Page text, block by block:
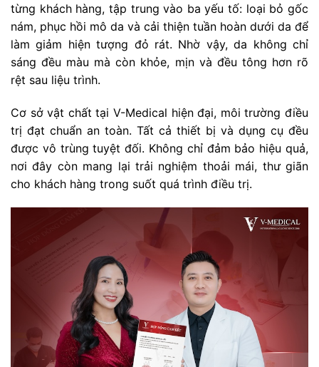
từng khách hàng, tập trung vào ba yếu tố: loại bỏ gốc
nám, phục hồi mô da và cải thiện tuần hoàn dưới da để
làm giảm hiện tượng đỏ rát. Nhờ vậy, da không chỉ
sáng đều màu mà còn khỏe, mịn và đều tông hơn rõ
rệt sau liệu trình.
Cơ sở vật chất tại V-Medical hiện đại, môi trường điều
trị đạt chuẩn an toàn. Tất cả thiết bị và dụng cụ đều
được vô trùng tuyệt đối. Không chỉ đảm bảo hiệu quả,
nơi đây còn mang lại trải nghiệm thoải mái, thư giãn
cho khách hàng trong suốt quá trình điều trị.